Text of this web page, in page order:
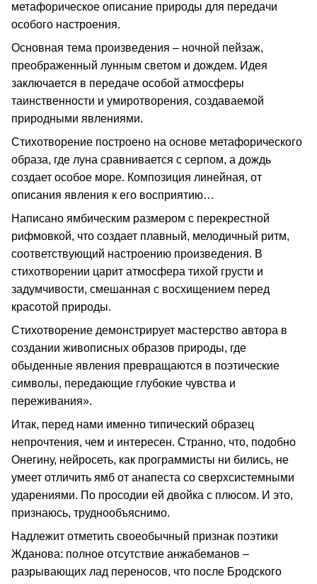
метафорическое описание природы для передачи
особого настроения.
Основная тема произведения – ночной пейзаж,
преображенный лунным светом и дождем. Идея
заключается в передаче особой атмосферы
таинственности и умиротворения, создаваемой
природными явлениями.
Стихотворение построено на основе метафорического
образа, где луна сравнивается с серпом, а дождь
создает особое море. Композиция линейная, от
описания явления к его восприятию…
Написано ямбическим размером с перекрестной
рифмовкой, что создает плавный, мелодичный ритм,
соответствующий настроению произведения. В
стихотворении царит атмосфера тихой грусти и
задумчивости, смешанная с восхищением перед
красотой природы.
Стихотворение демонстрирует мастерство автора в
создании живописных образов природы, где
обыденные явления превращаются в поэтические
символы, передающие глубокие чувства и
переживания».
Итак, перед нами именно типический образец
непрочтения, чем и интересен. Странно, что, подобно
Онегину, нейросеть, как программисты ни бились, не
умеет отличить ямб от анапеста со сверхсистемными
ударениями. По просодии ей двойка с плюсом. И это,
признаюсь, труднообъяснимо.
Надлежит отметить своеобычный признак поэтики
Жданова: полное отсутствие анжабеманов –
разрывающих лад переносов, что после Бродского